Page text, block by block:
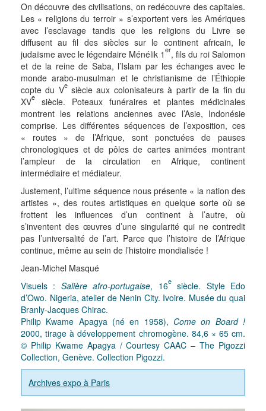
On découvre des civilisations, on redécouvre des capitales.
Les « religions du terroir » s’exportent vers les Amériques
avec l’esclavage tandis que les religions du Livre se
diffusent au fil des siècles sur le continent africain, le
judaïsme avec le légendaire Ménélik 1er, fils du roi Salomon
et de la reine de Saba, l’Islam par les échanges avec le
monde arabo-musulman et le christianisme de l’Éthiopie
copte du Vesiècle aux colonisateurs à partir de la fin du
XVe
siècle. Poteaux funéraires et plantes médicinales
montrent les relations anciennes avec l’Asie, Indonésie
comprise. Les différentes séquences de l’exposition, ces
« routes » de l’Afrique, sont ponctuées de pauses
chronologiques et de pôles de cartes animées montrant
l’ampleur de la circulation en Afrique, continent
intermédiaire et médiateur.
Justement, l’ultime séquence nous présente « la nation des
artistes », des routes artistiques en quelque sorte où se
frottent les influences d’un continent à l’autre, où
s’inventent des œuvres d’une singularité qui ne contredit
pas l’universalité de l’art. Parce que l’histoire de l’Afrique
continue, même au sein de l’histoire mondialisée !
Jean-Michel Masqué
Visuels : Salière afro-portugaise, 16esiècle. Style Edo
d’Owo. Nigeria, atelier de Nenin City. Ivoire. Musée du quai
Branly-Jacques Chirac.
Philip Kwame Apagya (né en 1958), Come on Board !
2000, tirage à développement chromogène. 84,6 × 65 cm.
© Philip Kwame Apagya / Courtesy CAAC – The Pigozzi
Collection, Genève. Collection Pigozzi.
Archives expo à Paris